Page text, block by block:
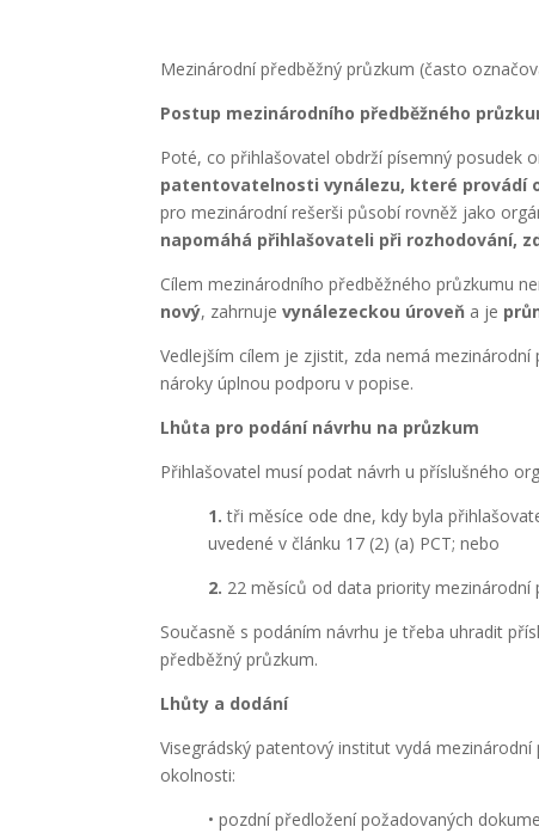
Mezinárodní předběžný průzkum (často
Postup mezinárodního předběžného
Poté, co přihlašovatel obdrží písemný posudek
patentovatelnosti vynálezu, které provádí
pro mezinárodní rešerši působí rovněž jako
napomáhá přihlašovateli při rozhodování,
Cílem mezinárodního předběžného průzkumu
nový, zahrnuje vynálezeckou úroveň a je
Vedlejším cílem je zjistit, zda nemá
nároky úplnou podporu v popise.
Lhůta pro podání návrhu na průzkum
Přihlašovatel musí podat návrh u příslušného
1. tři měsíce ode dne, kdy byla
uvedené v článku 17 (2) (a) PCT; nebo
2. 22 měsíců od data priority mezinárodní
Současně s podáním návrhu je třeba uhradit
předběžný průzkum.
Lhůty a dodání
Visegrádský patentový institut vydá
okolnosti:
• pozdní předložení požadovaných